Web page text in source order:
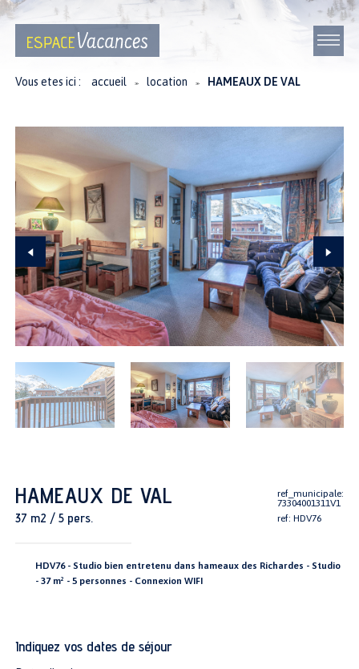
Vous etes ici : accueil ≫ location ≫ HAMEAUX DE VAL
HAMEAUX DE VAL
37 m2 / 5 pers.
ref_municipale:
73304001311V1
ref: HDV76
HDV76 - Studio bien entretenu dans hameaux des Richardes - Studio
- 37 m² - 5 personnes - Connexion WIFI
Indiquez vos dates de séjour